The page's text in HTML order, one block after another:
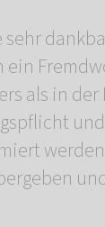
als in